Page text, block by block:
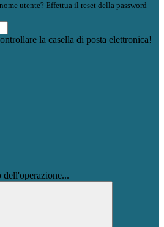
utente? Effettua il reset della password
la casella di posta elettronica!
dell'operazione...